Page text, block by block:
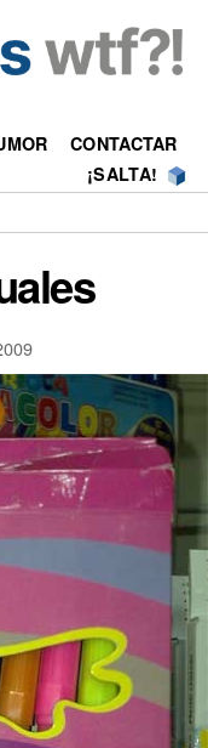
CONTACTAR
¡SALTA!